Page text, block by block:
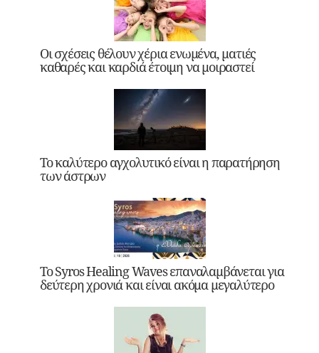
Οι σχέσεις θέλουν χέρια ενωμένα, ματιές
καθαρές και καρδιά έτοιμη να μοιραστεί
Το καλύτερο αγχολυτικό είναι η παρατήρηση
των άστρων
Το Syros Healing Waves επαναλαμβάνεται για
δεύτερη χρονιά και είναι ακόμα μεγαλύτερο